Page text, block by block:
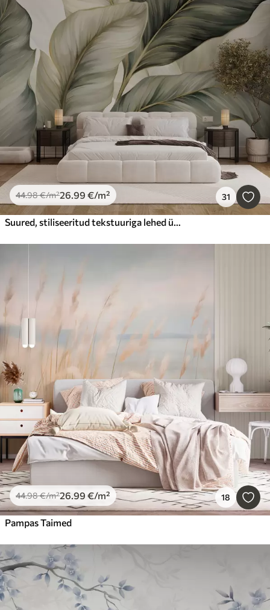
44.98€/m²26.99 €/m² 31
Suured, stiliseeritud tekstuuriga lehed üksikasjalike soontega erinevates rohelise, kreemi ja beeži toonides
44.98€/m²26.99 €/m² 18
Pampas Taimed